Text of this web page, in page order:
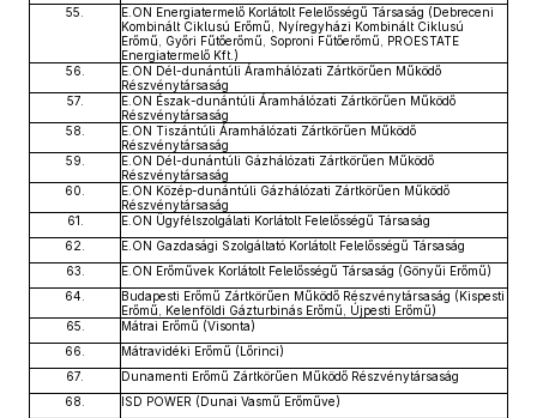
55.
E.ON Energiatermelő Korlátolt Felelősségű Társaság (Debreceni
Kombinált Ciklusú Erőmű, Nyíregyházi Kombinált Ciklusú
Erőmű, Győri Fűtőerőmű, Soproni Fűtőerőmű, PROESTATE
Energiatermelő Kft.)
56.
E.ON Dél-dunántúli Áramhálózati Zártkörűen Működő
Részvénytársaság
57.
E.ON Észak-dunántúli Áramhálózati Zártkörűen Működő
Részvénytársaság
58.
E.ON Tiszántúli Áramhálózati Zártkörűen Működő
Részvénytársaság
59.
E.ON Dél-dunántúli Gázhálózati Zártkörűen Működő
Részvénytársaság
60.
E.ON Közép-dunántúli Gázhálózati Zártkörűen Működő
Részvénytársaság
61.
E.ON Ügyfélszolgálati Korlátolt Felelősségű Társaság
62.
E.ON Gazdasági Szolgáltató Korlátolt Felelősségű Társaság
63.
E.ON Erőművek Korlátolt Felelősségű Társaság (Gönyűi Erőmű)
64.
Budapesti Erőmű Zártkörűen Működő Részvénytársaság (Kispesti
Erőmű, Kelenföldi Gázturbinás Erőmű, Újpesti Erőmű)
65.
Mátrai Erőmű (Visonta)
66.
Mátravidéki Erőmű (Lőrinci)
67.
Dunamenti Erőmű Zártkörűen Működő Részvénytársaság
68.
ISD POWER (Dunai Vasmű Erőműve)